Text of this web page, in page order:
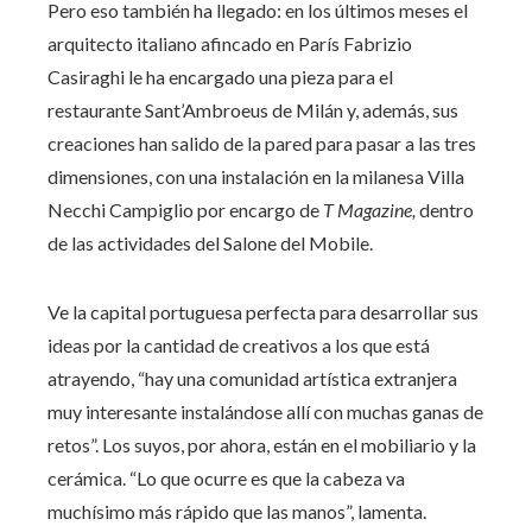
Pero eso también ha llegado: en los últimos meses el
arquitecto italiano afincado en París Fabrizio
Casiraghi le ha encargado una pieza para el
restaurante Sant’Ambroeus de Milán y, además, sus
creaciones han salido de la pared para pasar a las tres
dimensiones, con una instalación en la milanesa Villa
Necchi Campiglio por encargo de T Magazine, dentro
de las actividades del Salone del Mobile.
Ve la capital portuguesa perfecta para desarrollar sus
ideas por la cantidad de creativos a los que está
atrayendo, “hay una comunidad artística extranjera
muy interesante instalándose allí con muchas ganas de
retos”. Los suyos, por ahora, están en el mobiliario y la
cerámica. “Lo que ocurre es que la cabeza va
muchísimo más rápido que las manos”, lamenta.